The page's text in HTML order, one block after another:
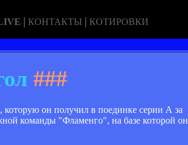
| КОНТАКТЫ | КОТИРОВКИ
###
он получил в поединке серии А за
команды "Фламенго", на базе которой он